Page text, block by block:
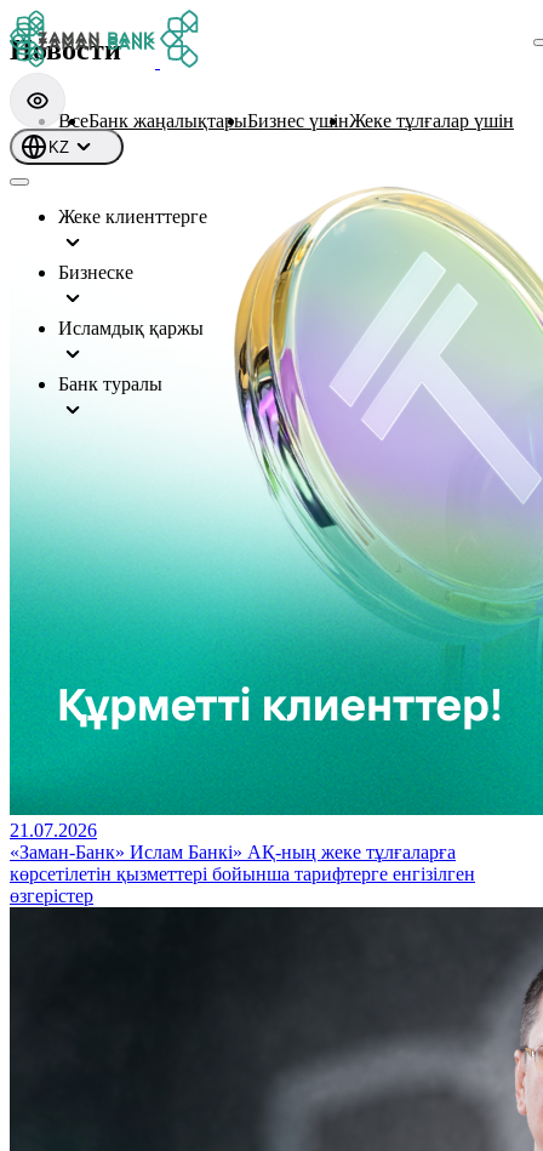
KZ
Жеке клиенттерге
Бизнеске
Исламдық қаржы
Банк туралы
Новости
ВсеБанк жаңалықтарыБизнес үшінЖеке тұлғалар үшін
21.07.2026
«Заман-Банк» Ислам Банкі» АҚ-ның жеке тұлғаларға
көрсетілетін қызметтері бойынша тарифтерге енгізілген
өзгерістер